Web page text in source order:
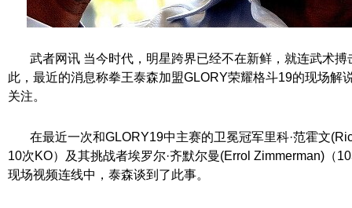
武者网讯 当今时代，明星跨界已经不在新鲜，就连武术搏
此，最近的消息称拳王泰森加盟GLORY荣耀格斗19的现场解
关注。
在最近一次和GLORY19中主赛的卫冕冠军里科·范霍文
10次KO）及其挑战者埃罗尔·齐默尔曼(Errol Zimmerman)（
现场视频连线中，泰森谈到了此事。